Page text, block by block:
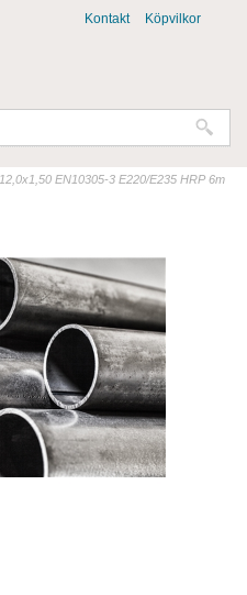
Kontakt Köpvilkor
12,0x1,50 EN10305-3 E220/E235 HRP 6m